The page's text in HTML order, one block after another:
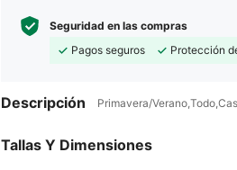
Seguridad en las compras
Pagos seguros
Protección
Descripción Primavera/
Tallas Y Dimensiones